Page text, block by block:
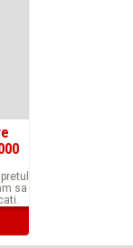
sa